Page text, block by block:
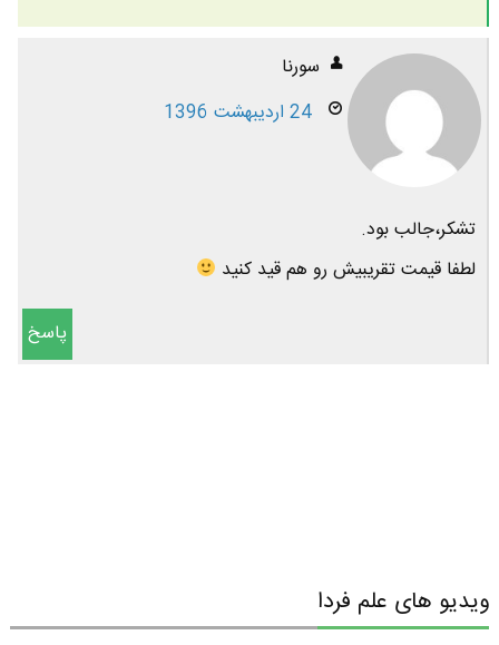
سورنا
24 اردیبهشت 1396
تشکر،جالب بود.
لطفا قیمت تقریبیش رو هم قید کنید
پاسخ
ویدیو های علم فردا